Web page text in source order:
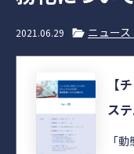
2021.06.29 ニュー
【
ス
「